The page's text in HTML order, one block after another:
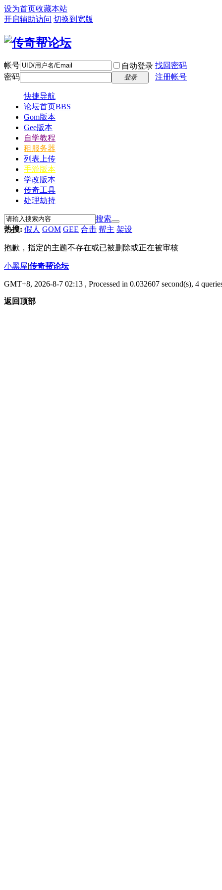
设为首页收藏本站
开启辅助访问 切换到宽版
帐号 自动登录 找回密码
密码
登录 注册帐号
快捷导航
论坛首页BBS
Gom版本
Gee版本
自学教程
租服务器
列表上传
手游版本
学改版本
传奇工具
处理劫持
搜索
热搜: 假人 GOM GEE 合击 帮主 架设
抱歉，指定的主题不存在或已被删除或正在被审核
小黑屋|传奇帮论坛
GMT+8, 2026-8-7 02:13 , Processed in 0.032607 second(s), 4
返回顶部